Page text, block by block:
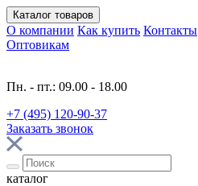
Каталог товаров
О компании Как купить Контакты
Оптовикам
Пн. - пт.: 09.00 - 18.00
+7 (495) 120-90-37
Заказать звонок
каталог